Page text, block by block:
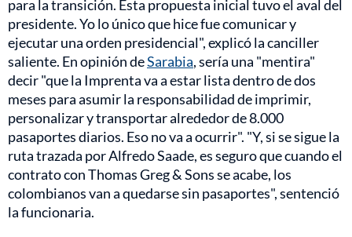
para la transición. Esta propuesta inicial tuvo el aval del
presidente. Yo lo único que hice fue comunicar y
ejecutar una orden presidencial", explicó la canciller
saliente. En opinión deSarabia, sería una "mentira"
decir "que la Imprenta va a estar lista dentro de dos
meses para asumir la responsabilidad de imprimir,
personalizar y transportar alrededor de 8.000
pasaportes diarios. Eso no va a ocurrir". "Y, si se sigue la
ruta trazada por Alfredo Saade, es seguro que cuando el
contrato con Thomas Greg & Sons se acabe, los
colombianos van a quedarse sin pasaportes", sentenció
la funcionaria.